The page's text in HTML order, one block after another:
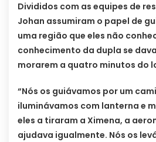
Divididos com as equipes de
Johan assumiram o papel de
uma região que eles não
conhecimento da dupla se
morarem a quatro minutos do
“Nós os guiávamos por um
iluminávamos com lanterna e
eles a tiraram a Ximena, a
ajudava igualmente. Nós os